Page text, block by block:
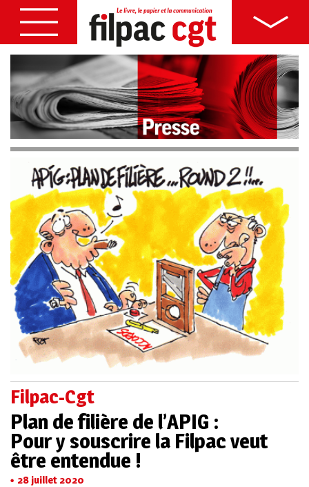
Filpac-Cgt
Plan de filière de l’APIG :
Pour y souscrire la Filpac veut
être entendue !
28 juillet 2020